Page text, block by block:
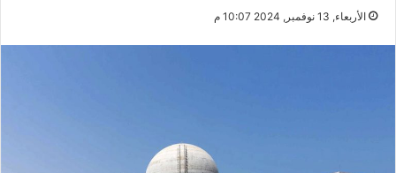
الأربعاء, 13 نوفمبر, 2024 10:07 م